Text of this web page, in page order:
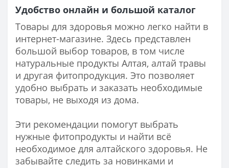
Удобство онлайн и большой каталог
Товары для здоровья можно легко найти в
интернет-магазине. Здесь представлен
большой выбор товаров, в том числе
натуральные продукты Алтая, алтай травы
и другая фитопродукция. Это позволяет
удобно выбрать и заказать необходимые
товары, не выходя из дома.
Эти рекомендации помогут выбрать
нужные фитопродукты и найти всё
необходимое для алтайского здоровья. Не
забывайте следить за новинками и